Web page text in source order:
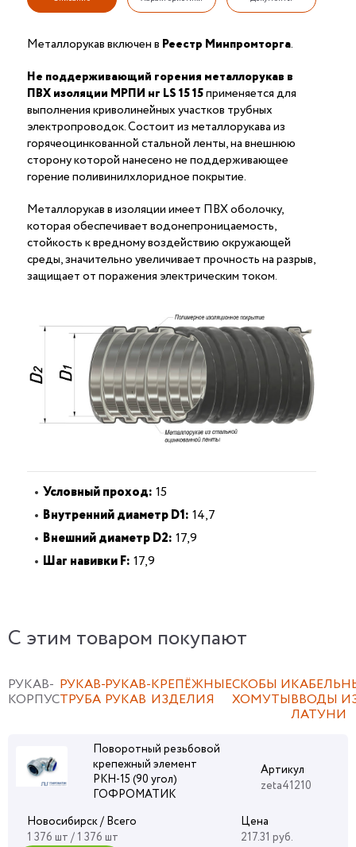
Металлорукав включен в Реестр Минпромторга.
Не поддерживающий горения металлорукав в
ПВХ изоляции МРПИ нг LS 15 15применяется для
выполнения криволинейных участков трубных
электропроводок. Состоит из металлорукава из
горячеоцинкованной стальной ленты, на внешнюю
сторону которой нанесено не поддерживающее
горение поливинилхлоридное покрытие.
Металлорукав в изоляции имеет ПВХ оболочку,
которая обеспечивает водонепроницаемость,
стойкость к вредному воздействию окружающей
среды, значительно увеличивает прочность на разрыв,
защищает от поражения электрическим током.
Условный проход: 15
Внутренний диаметр D1: 14,7
Внешний диаметр D2: 17,9
Шаг навивки F: 17,9
C этим товаром покупают
РУКАВ-
КОРПУС
РУКАВ-
ТРУБА
РУКАВ-
РУКАВ
КРЕПЁЖНЫЕ
ИЗДЕЛИЯ
СКОБЫ И
ХОМУТЫВВОДЫ
ЛАТУНИ
Поворотный резьбовой
крепежный элемент
РКН-15 (90 угол)
ГОФРОМАТИК
Артикул
zeta41210
Новосибирск / Всего
1 376 шт / 1 376 шт
Цена
217.31 руб.